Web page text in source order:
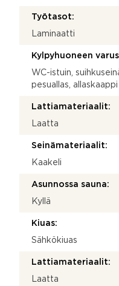
Työtasot:
Laminaatti
Kylpyhuoneen
WC-istuin,
pesuallas,
Lattiamateriaalit:
Laatta
Seinämateriaalit:
Kaakeli
Asunnossa sauna:
Kyllä
Kiuas:
Sähkökiuas
Lattiamateriaalit:
Laatta